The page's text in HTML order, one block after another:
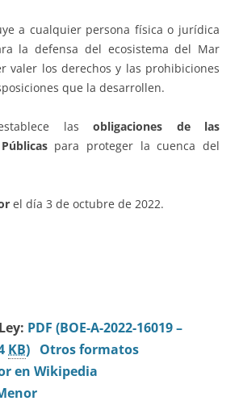
a cualquier persona física o jurídica
la defensa del ecosistema del Mar
valer los derechos y las prohibiciones
que la desarrollen.
lasobligaciones de las
para proteger la cuenca del
el día 3 de octubre de 2022.
PDF (BOE-A-2022-16019 –
KB) Otros formatos
en Wikipedia